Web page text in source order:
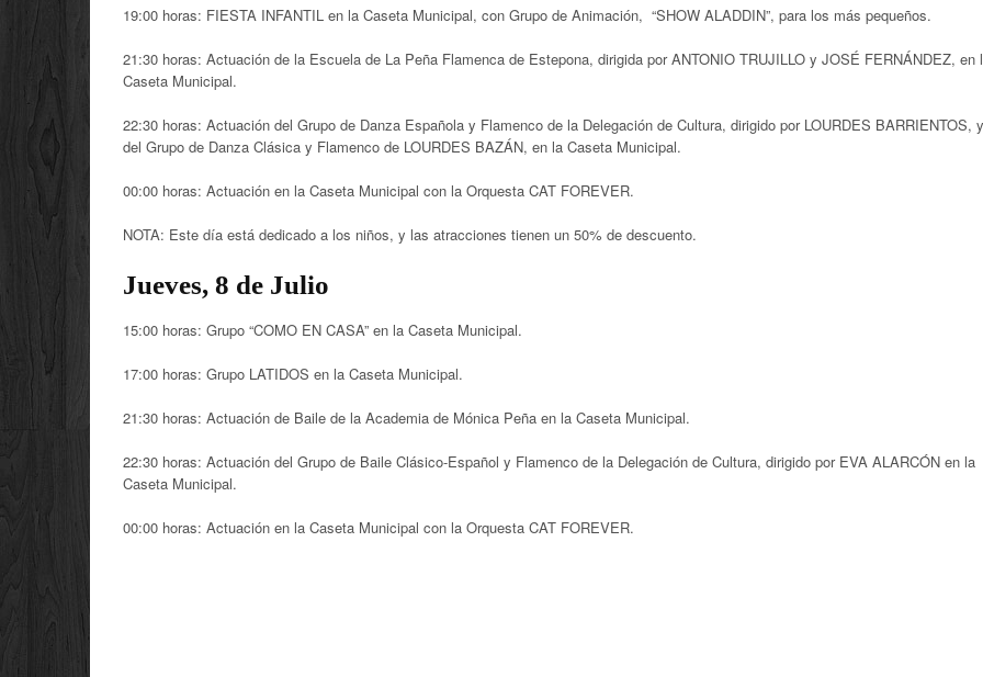
19:00 horas: FIESTA INFANTIL en la Caseta Municipal, con Grupo de Animación, “SHOW ALADDIN”, para los más pequeños.
21:30 horas: Actuación de la Escuela de La Peña Flamenca de Estepona, dirigida por ANTONIO TRUJILLO y JOSÉ FERNÁNDEZ, en
Caseta Municipal.
22:30 horas: Actuación del Grupo de Danza Española y Flamenco de la Delegación de Cultura, dirigido por LOURDES BARRIENTOS, y
del Grupo de Danza Clásica y Flamenco de LOURDES BAZÁN, en la Caseta Municipal.
00:00 horas: Actuación en la Caseta Municipal con la Orquesta CAT FOREVER.
NOTA: Este día está dedicado a los niños, y las atracciones tienen un 50% de descuento.
Jueves, 8 de Julio
15:00 horas: Grupo “COMO EN CASA” en la Caseta Municipal.
17:00 horas: Grupo LATIDOS en la Caseta Municipal.
21:30 horas: Actuación de Baile de la Academia de Mónica Peña en la Caseta Municipal.
22:30 horas: Actuación del Grupo de Baile Clásico-Español y Flamenco de la Delegación de Cultura, dirigido por EVA ALARCÓN en la
Caseta Municipal.
00:00 horas: Actuación en la Caseta Municipal con la Orquesta CAT FOREVER.